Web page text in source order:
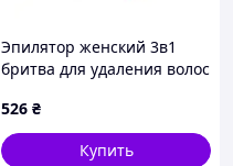
Эпилятор женский 3в1
бритва для удаления волос
USB VGR V-732 Розовый
526 ₴
Купить